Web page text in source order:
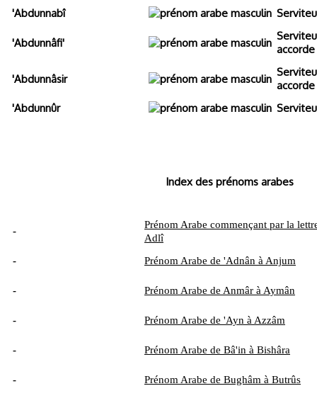
'Abdunnabî
'Abdunnâfi'
'Abdunnâsir
'Abdunnûr
Index des prénoms arabes
-
Prénom Arabe commençant par la
Adlî
-
Prénom Arabe de 'Adnân à Anjum
- Prénom Arabe de Anmâr à Aymân
- Prénom Arabe de 'Ayn à Azzâm
- Prénom Arabe de Bâ'in à Bishâra
- Prénom Arabe de Bughâm à Butrûs